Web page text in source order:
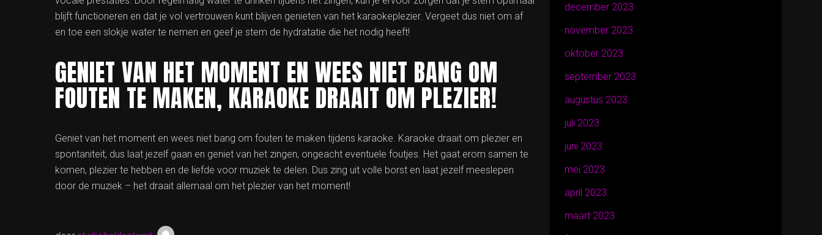
blijft functioneren en dat je vol vertrouwen kunt blijven genieten van het karaokeplezier. Vergeet dus niet om af
en toe een slokje water te nemen en geef je stem de hydratatie die het nodig heeft!
GENIET VAN HET MOMENT EN WEES NIET BANG OM
FOUTEN TE MAKEN, KARAOKE DRAAIT OM PLEZIER!
Geniet van het moment en wees niet bang om fouten te maken tijdens karaoke. Karaoke draait om plezier en
spontaniteit, dus laat jezelf gaan en geniet van het zingen, ongeacht eventuele foutjes. Het gaat erom samen te
komen, plezier te hebben en de liefde voor muziek te delen. Dus zing uit volle borst en laat jezelf meeslepen
door de muziek – het draait allemaal om het plezier van het moment!
december 2023
november 2023
oktober 2023
september 2023
augustus 2023
juli 2023
juni 2023
mei 2023
april 2023
maart 2023